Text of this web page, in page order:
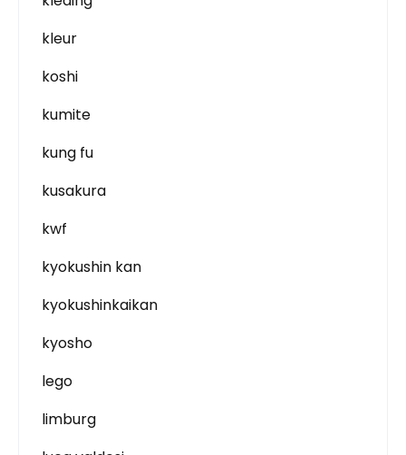
kleur
koshi
kumite
kung fu
kusakura
kwf
kyokushin kan
kyokushinkaikan
kyosho
lego
limburg